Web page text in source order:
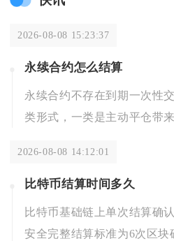
2026-08-08 15:23:37
永续合约怎么结算
永续合约不存在到期一次性
类形式，一类是主动平仓带
2026-08-08 14:12:01
比特币结算时间多久
比特币基础链上单次结算确
安全完整结算标准为6次区块